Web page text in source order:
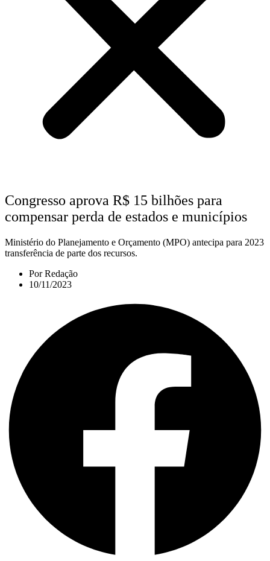
Congresso aprova R$ 15 bilhões para
compensar perda de estados e municípios
Ministério do Planejamento e Orçamento (MPO) antecipa para 2023
transferência de parte dos recursos.
PorRedação
10/11/2023